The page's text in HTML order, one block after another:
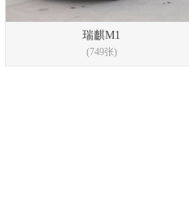
瑞麒M1
(749张)